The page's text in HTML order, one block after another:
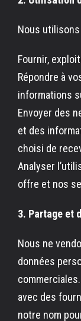
Nous
Fournir,
Répondre à
informations
Envoyer des
et des
choisi de
Analyser
offre et nos
3. Partage et
Nous ne
données
avec des
notre nom